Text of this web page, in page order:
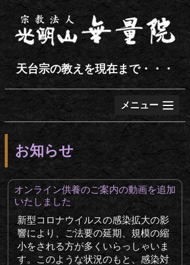
天台宗の教えを現在まで・・・
メニュー
お知らせ
オンライン供養のご案内の動画を追加
いたしました
新型コロナウイルスの感染拡大の影
響により、ご法要の延期、規模の縮
小をされる方が多くいらっしゃいま
す。このような状況のもと、感染対